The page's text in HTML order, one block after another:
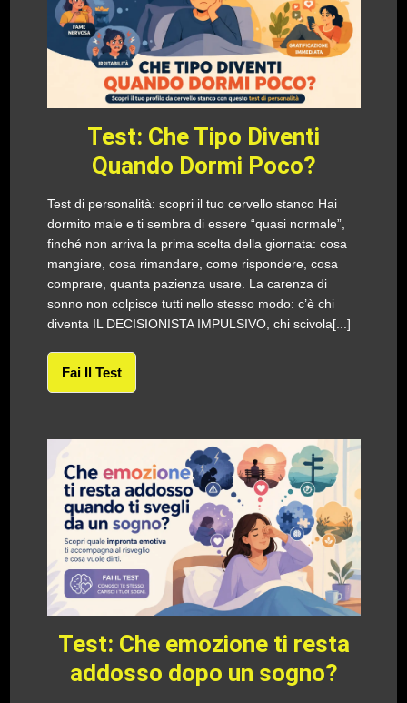
Test: Che Tipo Diventi
Quando Dormi Poco?
Test di personalità: scopri il tuo cervello stanco Hai
dormito male e ti sembra di essere “quasi normale”,
finché non arriva la prima scelta della giornata: cosa
mangiare, cosa rimandare, come rispondere, cosa
comprare, quanta pazienza usare. La carenza di
sonno non colpisce tutti nello stesso modo: c’è chi
diventa IL DECISIONISTA IMPULSIVO, chi scivola[...]
Fai Il Test
Test: Che emozione ti resta
addosso dopo un sogno?